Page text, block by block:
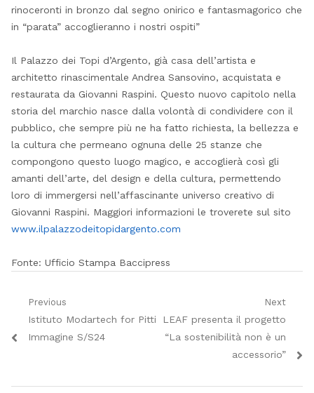
rinoceronti in bronzo dal segno onirico e fantasmagorico che
in “parata” accoglieranno i nostri ospiti”
Il Palazzo dei Topi d’Argento, già casa dell’artista e
architetto rinascimentale Andrea Sansovino, acquistata e
restaurata da Giovanni Raspini. Questo nuovo capitolo nella
storia del marchio nasce dalla volontà di condividere con il
pubblico, che sempre più ne ha fatto richiesta, la bellezza e
la cultura che permeano ognuna delle 25 stanze che
compongono questo luogo magico, e accoglierà così gli
amanti dell’arte, del design e della cultura, permettendo
loro di immergersi nell’affascinante universo creativo di
Giovanni Raspini. Maggiori informazioni le troverete sul sito
www.ilpalazzodeitopidargento.com
Fonte: Ufficio Stampa Baccipress
Navigazione
articoli
Previous
Previous
post:
Istituto Modartech for Pitti
Immagine S/S24
Next
Next
post:
LEAF presenta il progetto
“La sostenibilità non è un
accessorio”